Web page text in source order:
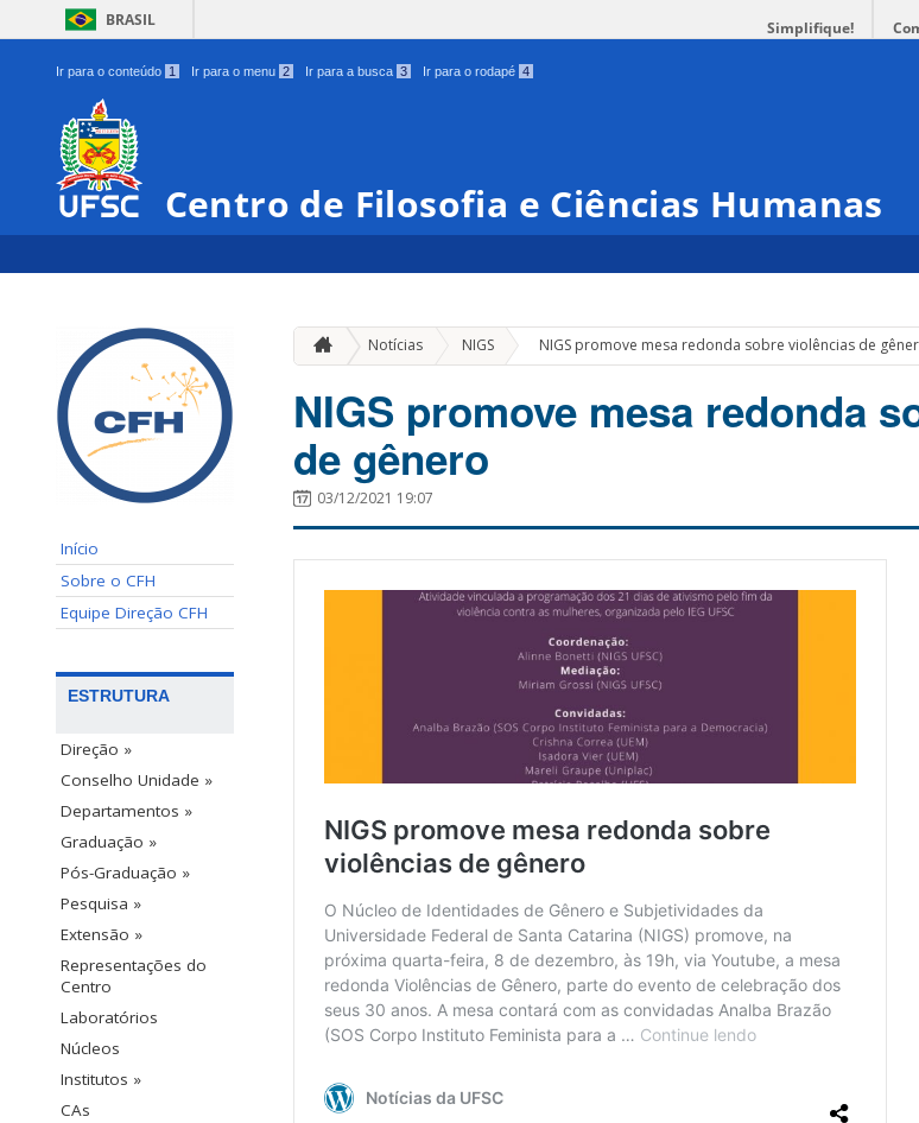
BRASIL Simplifique!
Ir para o conteúdo 1 Ir para o menu 2 Ir para a busca 3 Ir para o rodapé 4
Centro de Filosofia e Ciências Humanas
Início
Sobre o CFH
Equipe Direção CFH
ESTRUTURA
Direção »
Conselho Unidade »
Departamentos »
Graduação »
Pós-Graduação »
Pesquisa »
Extensão »
Representações do
Centro
Laboratórios
Núcleos
Institutos »
CAs
Notícias NIGS » NIGS promove mesa redonda sobre violências de
NIGS promove mesa redonda
de gênero
03/12/2021 19:07